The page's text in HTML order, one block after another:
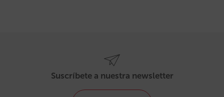
Suscríbete a nuestra newsletter